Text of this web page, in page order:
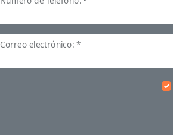
Correo electrónico: *